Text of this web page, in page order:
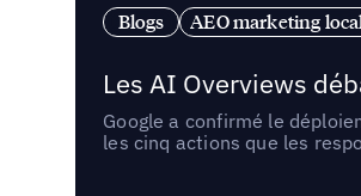
Blogs AEO marketing
Les AI Overviews
Google a confirmé le
les cinq actions que les